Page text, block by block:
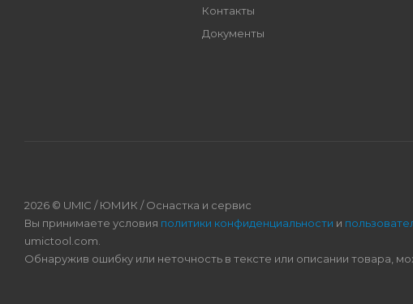
Контакты
Документы
2026 © UMIC / ЮМИК / Оснастка и сервис
Вы принимаете условия политики конфиденциальности и
umictool.com.
Обнаружив ошибку или неточность в тексте или описании товара,